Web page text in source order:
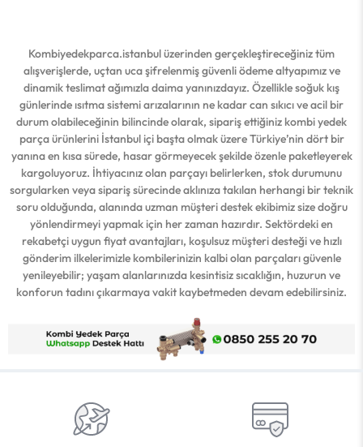
Kombiyedekparca.istanbul üzerinden gerçekleştireceğiniz tüm
alışverişlerde, uçtan uca şifrelenmiş güvenli ödeme altyapımız ve
dinamik teslimat ağımızla daima yanınızdayız. Özellikle soğuk kış
günlerinde ısıtma sistemi arızalarının ne kadar can sıkıcı ve acil bir
durum olabileceğinin bilincinde olarak, sipariş ettiğiniz kombi yedek
parça ürünlerini İstanbul içi başta olmak üzere Türkiye’nin dört bir
yanına en kısa sürede, hasar görmeyecek şekilde özenle paketleyerek
kargoluyoruz. İhtiyacınız olan parçayı belirlerken, stok durumunu
sorgularken veya sipariş sürecinde aklınıza takılan herhangi bir teknik
soru olduğunda, alanında uzman müşteri destek ekibimiz size doğru
yönlendirmeyi yapmak için her zaman hazırdır. Sektördeki en
rekabetçi uygun fiyat avantajları, koşulsuz müşteri desteği ve hızlı
gönderim ilkelerimizle kombilerinizin kalbi olan parçaları güvenle
yenileyebilir; yaşam alanlarınızda kesintisiz sıcaklığın, huzurun ve
konforun tadını çıkarmaya vakit kaybetmeden devam edebilirsiniz.